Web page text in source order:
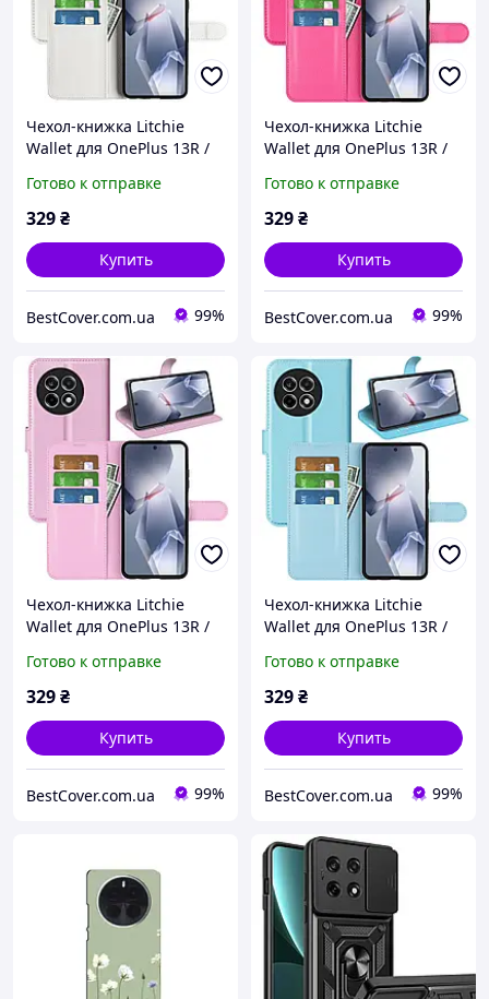
Чехол-книжка Litchie
Wallet для OnePlus 13R /
Готово к отправке
329₴
Купить
BestCover.com.ua 99%
Чехол-книжка Litchie
Wallet для OnePlus 13R /
Готово к отправке
329₴
Купить
BestCover.com.ua 99%
Чехол-книжка Litchie
Wallet для OnePlus 13R /
Готово к отправке
329₴
Купить
BestCover.com.ua 99%
Чехол-книжка Litchie
Wallet для OnePlus 13R /
Blue
Готово к отправке
329₴
Купить
BestCover.com.ua 99%